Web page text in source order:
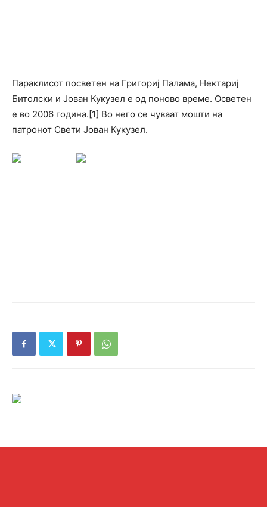
Параклисот посветен на Григориј Палама, Нектариј
Битолски и Јован Кукузел е од поново време. Осветен
е во 2006 година.[1] Во него се чуваат мошти на
патронот Свети Јован Кукузел.